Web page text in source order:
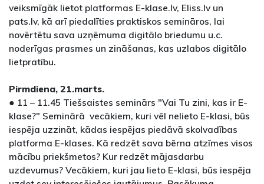
veiksmīgāk lietot platformas E-klase.lv, Eliss.lv un
pats.lv, kā arī piedalīties praktiskos semināros, lai
novērtētu sava uzņēmuma digitālo briedumu u.c.
noderīgas prasmes un zināšanas, kas uzlabos digitālo
lietpratību.
Pirmdiena, 21.marts.
● 11 – 11.45 Tiešsaistes seminārs "Vai Tu zini, kas ir E-
klase?" Seminārā vecākiem, kuri vēl nelieto E-klasi, būs
iespēja uzzināt, kādas iespējas piedāvā skolvadības
platforma E-klases. Kā redzēt sava bērna atzīmes visos
mācību priekšmetos? Kur redzēt mājasdarbu
uzdevumus? Vecākiem, kuri jau lieto E-klasi, būs iespēja